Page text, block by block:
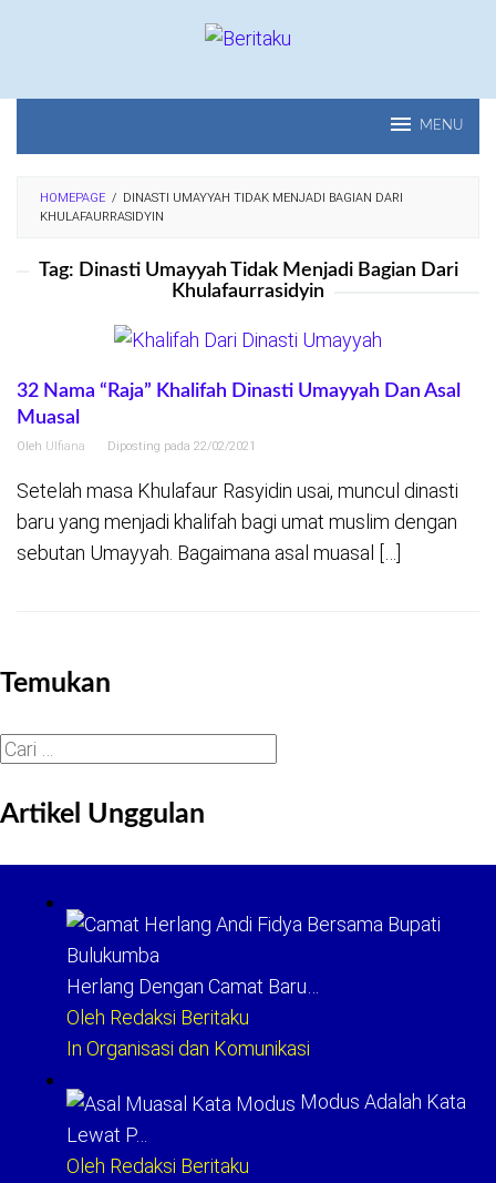
MENU
HOMEPAGE /
DINASTI UMAYYAH TIDAK MENJADI BAGIAN DARI
KHULAFAURRASIDYIN
Tag: Dinasti Umayyah Tidak Menjadi Bagian Dari
Khulafaurrasidyin
32 Nama “Raja” Khalifah Dinasti Umayyah Dan Asal
Muasal
Oleh Ulfiana Diposting pada 22/02/2021
Setelah masa Khulafaur Rasyidin usai, muncul dinasti
baru yang menjadi khalifah bagi umat muslim dengan
sebutan Umayyah. Bagaimana asal muasal […]
Temukan
Cari
Artikel Unggulan
Herlang Dengan Camat Baru…
Oleh Redaksi Beritaku
In Organisasi dan Komunikasi
Modus Adalah Kata
Lewat P…
Oleh Redaksi Beritaku